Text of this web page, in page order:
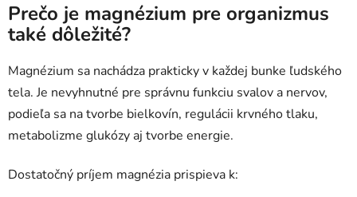
Prečo je magnézium pre organizmus
také dôležité?
Magnézium sa nachádza prakticky v každej bunke ľudského
tela. Je nevyhnutné pre správnu funkciu svalov a nervov,
podieľa sa na tvorbe bielkovín, regulácii krvného tlaku,
metabolizme glukózy aj tvorbe energie.
Dostatočný príjem magnézia prispieva k: